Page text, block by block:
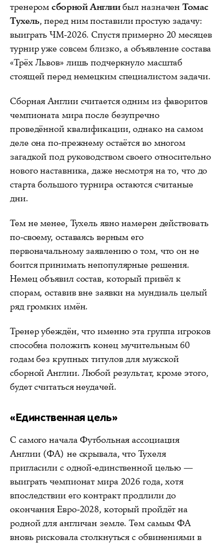
тренеромсборной Англиибыл назначенТомас
Тухель, перед ним поставили простую задачу:
выиграть ЧМ-2026. Спустя примерно 20 месяцев
турнир уже совсем близко, а объявление состава
«Трёх Львов» лишь подчеркнуло масштаб
стоящей перед немецким специалистом задачи.
Сборная Англии считается одним из фаворитов
чемпионата мира после безупречно
проведённой квалификации, однако на самом
деле она по-прежнему остаётся во многом
загадкой под руководством своего относительно
нового наставника, даже несмотря на то, что до
старта большого турнира остаются считаные
дни.
Тем не менее, Тухель явно намерен действовать
по-своему, оставаясь верным его
первоначальному заявлению о том, что он не
боится принимать непопулярные решения.
Немец объявил состав, который привёл к
спорам, оставив вне заявки на мундиаль целый
ряд громких имён.
Тренер убеждён, что именно эта группа игроков
способна положить конец мучительным 60
годам без крупных титулов для мужской
сборной Англии. Любой результат, кроме этого,
будет считаться неудачей.
«Единственная цель»
С самого начала Футбольная ассоциация
Англии (ФА) не скрывала, что Тухеля
пригласили с одной-единственной целью —
выиграть чемпионат мира 2026 года, хотя
впоследствии его контракт продлили до
окончания Евро-2028, который пройдёт на
родной для англичан земле. Тем самым ФА
вновь рисковала столкнуться с обвинениями в